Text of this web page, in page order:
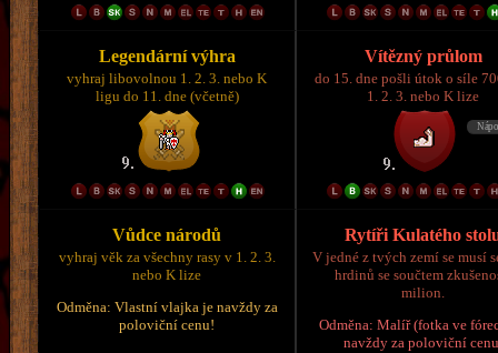
Legendární výhra
vyhraj libovolnou 1. 2. 3. nebo K
ligu do 11. dne (včetně)
Vítězný průlom
do 15. dne pošli útok o síle
1. 2. 3. nebo K lize
Vůdce národů
vyhraj věk za všechny rasy v 1. 2. 3.
nebo K lize
Odměna: Vlastní vlajka je navždy za
poloviční cenu!
Rytíři Kulatého
V jedné z tvých zemí se musí
hrdinů se součtem
milion.
Odměna: Malíř (fotka ve
navždy za poloviční